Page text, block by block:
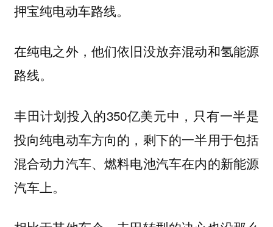
押宝纯电动车路线。
在纯电之外，他们依旧没放弃混动和氢能源
路线。
丰田计划投入的350亿美元中，只有一半是
投向纯电动车方向的，剩下的一半用于包括
混合动力汽车、燃料电池汽车在内的新能源
汽车上。